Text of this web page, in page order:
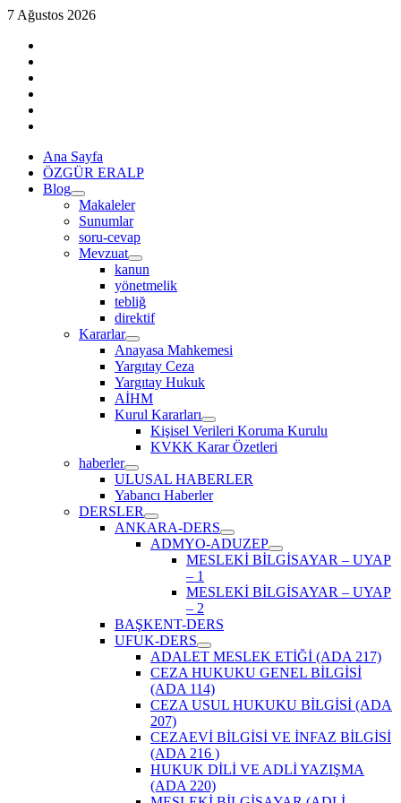
Skip
content
7 Ağustos 2026
Primary
Menu
Ana Sayfa
ÖZGÜR ERALP
Blog
Makaleler
Sunumlar
soru-cevap
Mevzuat
kanun
yönetmelik
tebliğ
direktif
Kararlar
Anayasa Mahkemesi
Yargıtay Ceza
Yargıtay Hukuk
AİHM
Kurul Kararları
Kişisel Verileri Koruma Kurulu
KVKK Karar Özetleri
haberler
ULUSAL HABERLER
Yabancı Haberler
DERSLER
ANKARA-DERS
ADMYO-ADUZEP
MESLEKİ BİLGİSAYAR – UYAP
– 1
MESLEKİ BİLGİSAYAR – UYAP
– 2
BAŞKENT-DERS
UFUK-DERS
ADALET MESLEK ETİĞİ (ADA 217)
CEZA HUKUKU GENEL BİLGİSİ
(ADA 114)
CEZA USUL HUKUKU BİLGİSİ (ADA
207)
CEZAEVİ BİLGİSİ VE İNFAZ BİLGİSİ
(ADA 216 )
HUKUK DİLİ VE ADLİ YAZIŞMA
(ADA 220)